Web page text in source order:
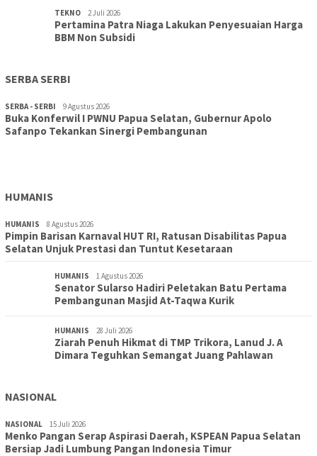
TEKNO 2 Juli 2026
Pertamina Patra Niaga Lakukan Penyesuaian Harga
BBM Non Subsidi
SERBA SERBI
SERBA - SERBI 9 Agustus 2026
Buka Konferwil I PWNU Papua Selatan, Gubernur Apolo
Safanpo Tekankan Sinergi Pembangunan
TOPIK 9 Agustus 2026
Konferwil I PWNU Papua Selatan Resmi Digelar, Siapkan
HUMANIS
HUMANIS 8 Agustus 2026
Pimpin Barisan Karnaval HUT RI, Ratusan Disabilitas Papua
Selatan Unjuk Prestasi dan Tuntut Kesetaraan
HUMANIS 1 Agustus 2026
Senator Sularso Hadiri Peletakan Batu Pertama
Pembangunan Masjid At-Taqwa Kurik
HUMANIS 28 Juli 2026
Ziarah Penuh Hikmat di TMP Trikora, Lanud J. A
Dimara Teguhkan Semangat Juang Pahlawan
NASIONAL
NASIONAL 15 Juli 2026
Menko Pangan Serap Aspirasi Daerah, KSPEAN Papua Selatan
Bersiap Jadi Lumbung Pangan Indonesia Timur